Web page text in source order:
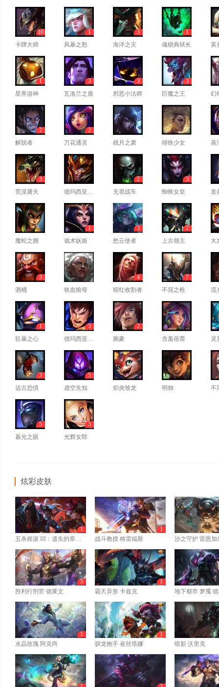
卡牌大师
10
风暴之怒
1
海洋之灾
3
魂锁典狱长
1
英
星界游神
1
瓦洛兰之盾
3
邪恶小法师
3
巨魔之王
3
幻
解脱者
2
万花通灵
2
残月之肃
镕铁少女 蒸
荒漠屠夫
3
德玛西亚皇子
无畏战车
2
蜘蛛女皇
3
发
魔蛇之拥 诡术妖姬
1
愁云使者
3
上古领主
2
大
酒桶
3
铁血狼母
猩红收割者
4
不屈之枪
7
流
狂暴之心
1
德玛西亚之力
3
腕豪
2
含羞蓓蕾
灵
远古恐惧
3
虚空先知
5
炽炎雏龙
明烛 不
暮光之眼
5
光辉女郎
3
炫彩皮肤
五杀摇滚 III：遗失的章节 凯尔
1
战斗教授 格雷福斯
1
沙之守护 雷恩加
胜利行刑官 德莱文
5
霸天异形 卡兹克
1
地下都市 梦魇
水晶玫瑰 阿克尚
1
驯龙炮手 崔丝塔娜
1
暗影 沃里克